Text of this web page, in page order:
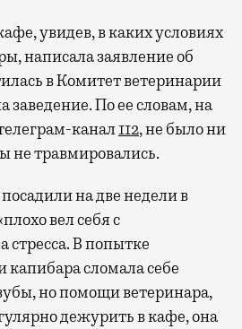
увидев, в каких условиях
написала заявление об
в Комитет ветеринарии
заведение. По ее словам, на
канал112, не было ни
не травмировались.
на две недели в
вел себя с
стресса. В попытке
капибара сломала себе
но помощи ветеринара,
дежурить в кафе, она